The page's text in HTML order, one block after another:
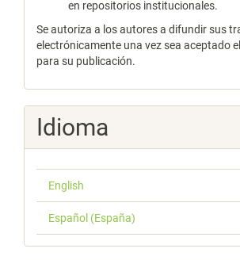
en repositorios institucionales.
Se autoriza a los autores a difundir sus
electrónicamente una vez sea aceptado
para su publicación.
Idioma
English
Español (España)